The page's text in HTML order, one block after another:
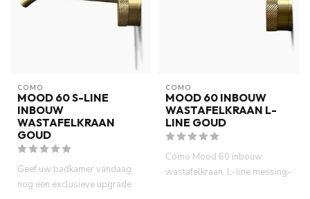
COMO
MOOD 60 S-LINE
INBOUW
WASTAFELKRAAN
GOUD
Geef uw badkamer vandaag
nog een exclusieve upgrade
COMO
MOOD 60 INBOUW
WASTAFELKRAAN L-
LINE GOUD
Como Mood 60 inbouw
wastafelkraan. L-line messing-